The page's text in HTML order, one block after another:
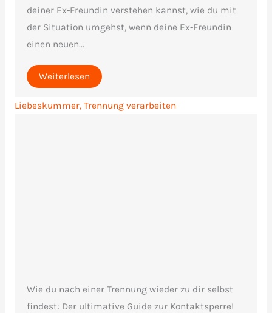
deiner Ex-Freundin verstehen kannst, wie du mit
der Situation umgehst, wenn deine Ex-Freundin
einen neuen...
Weiterlesen
Liebeskummer, Trennung verarbeiten
Wie du nach einer Trennung wieder zu dir selbst
findest: Der ultimative Guide zur Kontaktsperre!